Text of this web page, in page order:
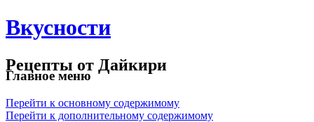
Вкусности
Рецепты от Дайкири
Главное меню
Перейти к основному содержимому
Перейти к дополнительному содержимому